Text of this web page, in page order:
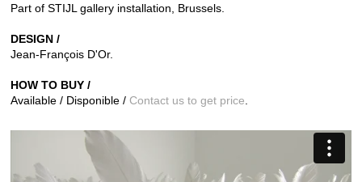
Part of STIJL gallery installation, Brussels.
DESIGN /
Jean-François D'Or.
HOW TO BUY /
Available / Disponible / Contact us to get price